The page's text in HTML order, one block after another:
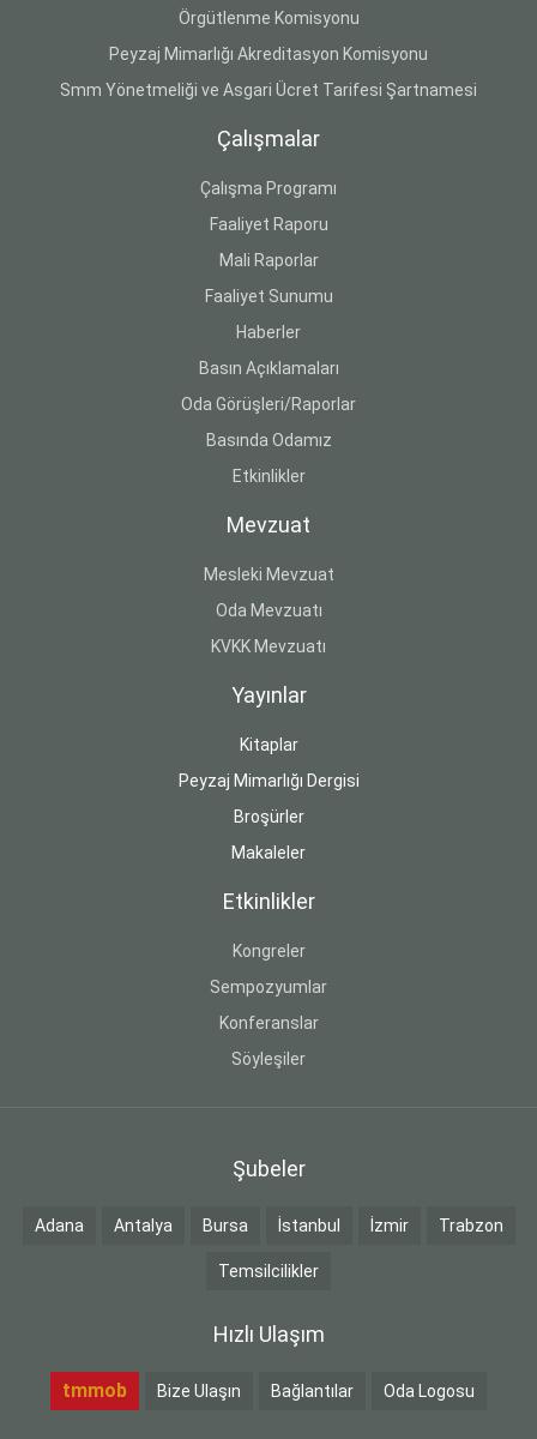
Örgütlenme Komisyonu
Peyzaj Mimarlığı Akreditasyon Komisyonu
Smm Yönetmeliği ve Asgari Ücret Tarifesi Şartnamesi
Çalışmalar
Çalışma Programı
Faaliyet Raporu
Mali Raporlar
Faaliyet Sunumu
Haberler
Basın Açıklamaları
Oda Görüşleri/Raporlar
Basında Odamız
Etkinlikler
Mevzuat
Mesleki Mevzuat
Oda Mevzuatı
KVKK Mevzuatı
Yayınlar
Kitaplar
Peyzaj Mimarlığı Dergisi
Broşürler
Makaleler
Etkinlikler
Kongreler
Sempozyumlar
Konferanslar
Söyleşiler
Şubeler
Adana Antalya Bursa İstanbul İzmir Trabzon
Temsilcilikler
Hızlı Ulaşım
tmmob Bize Ulaşın Bağlantılar Oda Logosu